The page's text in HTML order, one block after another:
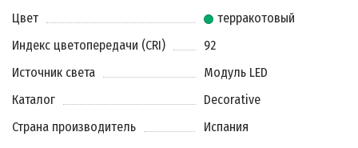
Цвет
терракотовый
Индекс цветопередачи (CRI)
92
Источник света
Модуль LED
Каталог
Decorative
Страна производитель
Испания